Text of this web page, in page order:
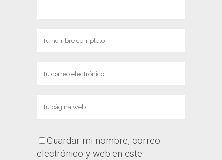
Guardar mi nombre, correo
electrónico y web en este